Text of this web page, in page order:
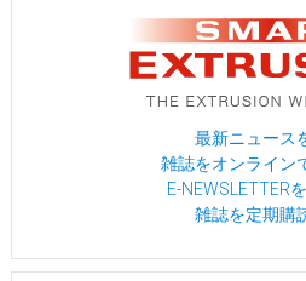
最新ニュース
雑誌をオンライン
E-NEWSLETTER
雑誌を定期購